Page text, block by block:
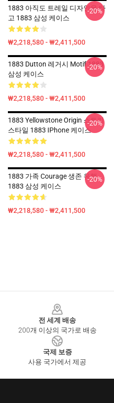
1883 아직도 트레일 디자인을 타
고 1883 삼성 케이스
₩2,218,580 - ₩2,411,500
-20%
1883 Dutton 레거시 Motif 1883
삼성 케이스
₩2,218,580 - ₩2,411,500
-20%
1883 Yellowstone Origin 스토리
스타일 1883 IPhone 케이스
₩2,218,580 - ₩2,411,500
-20%
1883 가족 Courage 생존 유행
1883 삼성 케이스
₩2,218,580 - ₩2,411,500
-20%
전 세계 배송
200개 이상의 국가로 배송
국제 보증
사용 국가에서 제공